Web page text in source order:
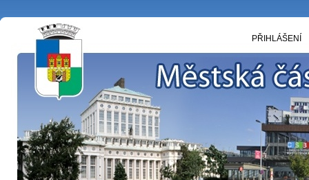
PŘIHLÁŠENÍ